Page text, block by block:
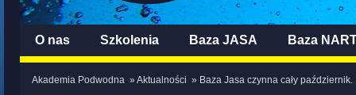
O nas Szkolenia Baza JASA Baza
Akademia Podwodna » Aktualności » Baza Jasa czynna cały październik.